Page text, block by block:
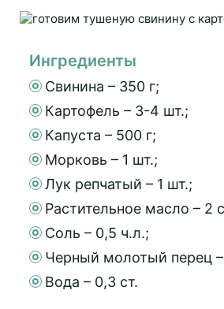
Ингредиенты
Свинина – 350 г;
Картофель – 3-4 шт.;
Капуста – 500 г;
Морковь – 1 шт.;
Лук репчатый – 1 шт.;
Растительное масло – 2
Соль – 0,5 ч.л.;
Черный молотый перец –
Вода – 0,3 ст.